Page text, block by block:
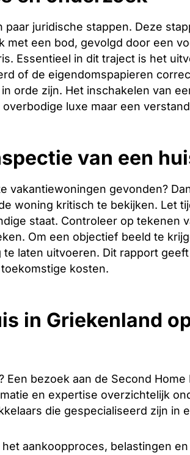
paar juridische stappen. Deze
met een bod, gevolgd door een
Essentieel in dit traject is het
of de eigendomspapieren
orde zijn. Het inschakelen van
luxe maar een
van een
vakantiewoningen gevonden?
woning kritisch te bekijken. Let
staat. Controleer op tekenen
Om een objectief beeld te
laten uitvoeren. Dit rapport
kosten.
in Griekenland
Een bezoek aan de Second
en expertise overzichtelijk
die gespecialiseerd zijn in
aankoopproces, belastingen